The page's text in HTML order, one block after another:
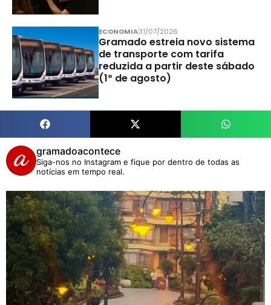
ECONOMIA31/07/2026
Gramado estreia novo sistema
de transporte com tarifa
reduzida a partir deste sábado
(1º de agosto)
gramadoacontece
Siga-nos no Instagram e fique por dentro de todas as
notícias em tempo real.